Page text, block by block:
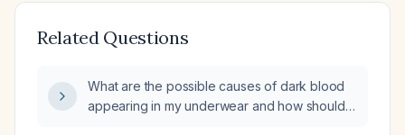
Related Questions
What are the possible causes of dark blood
appearing in my underwear and how should I